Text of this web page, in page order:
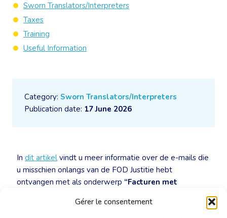
Gérer le consentement
Category: Sworn Translators/Interpreters
Publication date: 17 June 2026
In dit artikel vindt u meer informatie over de e-mails die
u misschien onlangs van de FOD Justitie hebt
ontvangen met als onderwerp “Facturen met
“Door Peppol gemelde
weigering van factuur”.
Sworn Translators/Interpreters
Taxes
Training
Useful Information